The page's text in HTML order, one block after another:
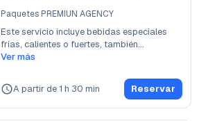
Paquetes PREMIUN AGENCY
Este servicio incluye bebidas especiales
frias, calientes o fuertes, también...
Ver más
A partir de 1 h 30 min Reservar